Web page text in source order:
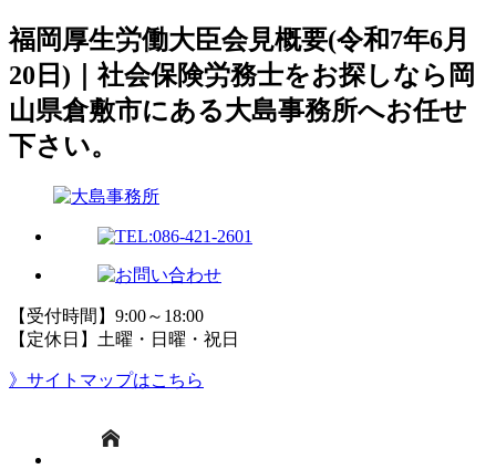
福岡厚生労働大臣会見概要(令和7年6月
20日)｜社会保険労務士をお探しなら岡
山県倉敷市にある大島事務所へお任せ
下さい。
【受付時間】9:00～18:00
【定休日】土曜・日曜・祝日
》サイトマップはこちら